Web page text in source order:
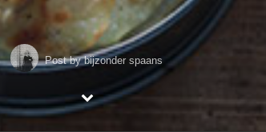
Post bybijzonder spaans